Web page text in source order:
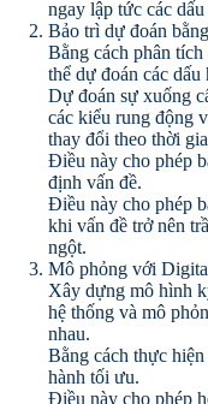
ngay lập tức các
Bảo trì dự đoán
Bằng cách phân
thể dự đoán các
Dự đoán sự xuống
các kiểu rung động
thay đổi theo thời
Điều này cho phép
định vấn đề.
Điều này cho phép
khi vấn đề trở nên
ngột.
Mô phỏng với
Xây dựng mô hình
hệ thống và mô
nhau.
Bằng cách thực
hành tối ưu.
Điều này cho phép